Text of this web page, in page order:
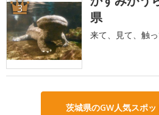
3
県
来て、見て、触
茨城県のGW人気スポ